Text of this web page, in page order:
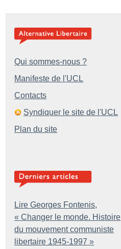
Qui sommes-nous ?
Manifeste de l'UCL
Contacts
Syndiquer le site de l'UCL
Plan du site
Lire Georges Fontenis,
« Changer le monde. Histoire
du mouvement communiste
libertaire 1945-1997 »